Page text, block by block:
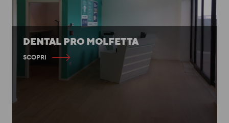
DENTAL PRO MOLFETTA
SCOPRI